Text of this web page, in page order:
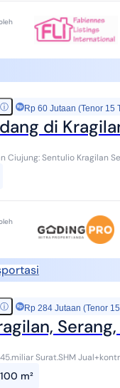
ⓘ Rp 60 Jutaan (Tenor 15
di
Kragilan Serang Banten. LT. : 2.714
ⓘ Rp 284 Jutaan (Tenor
Serang,
m²